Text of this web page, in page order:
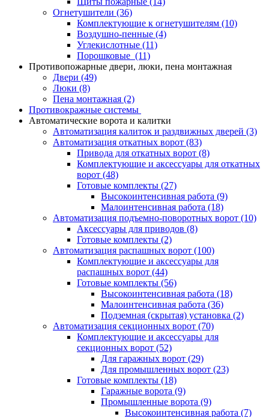
Огнетушители (36)
Комплектующие к огнетушителям (10)
Воздушно-пенные (4)
Углекислотные (11)
Порошковые (11)
Противопожарные двери, люки, пена монтажная
Двери (49)
Люки (8)
Пена монтажная (2)
Противокражные системы
Автоматические ворота и калитки
Автоматизация калиток и раздвижных дверей (3)
Автоматизация откатных ворот (83)
Привода для откатных ворот (8)
Комплектующие и аксессуары для откатных
ворот (48)
Готовые комплекты (27)
Высокоинтенсивная работа (9)
Малоинтенсивная работа (18)
Автоматизация подъемно-поворотных ворот (10)
Аксессуары для приводов (8)
Готовые комплекты (2)
Автоматизация распашных ворот (100)
Комплектующие и аксессуары для
распашных ворот (44)
Готовые комплекты (56)
Высокоинтенсивная работа (18)
Малоинтенсивная работа (36)
Подземная (скрытая) установка (2)
Автоматизация секционных ворот (70)
Комплектующие и аксессуары для
секционных ворот (52)
Для гаражных ворот (29)
Для промышленных ворот (23)
Готовые комплекты (18)
Гаражные ворота (9)
Промышленные ворота (9)
Высокоинтенсивная работа (7)